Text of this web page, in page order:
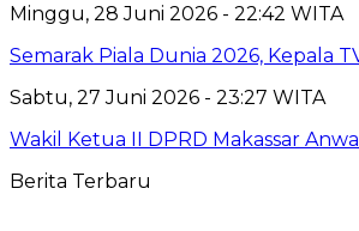
Minggu, 28 Juni 2026 - 22:42 WITA
Semarak Piala Dunia 2026, Kepala
Sabtu, 27 Juni 2026 - 23:27 WITA
Wakil Ketua II DPRD Makassar
Berita Terbaru